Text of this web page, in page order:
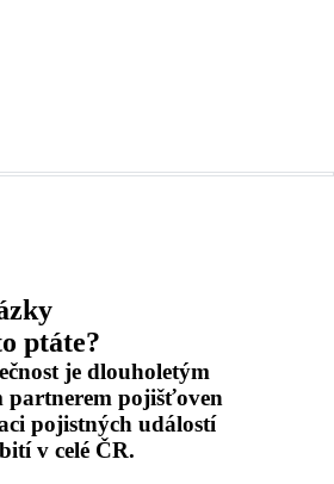
ptáte?
je dlouholetým
partnerem pojišťoven
pojistných událostí
v celé ČR.